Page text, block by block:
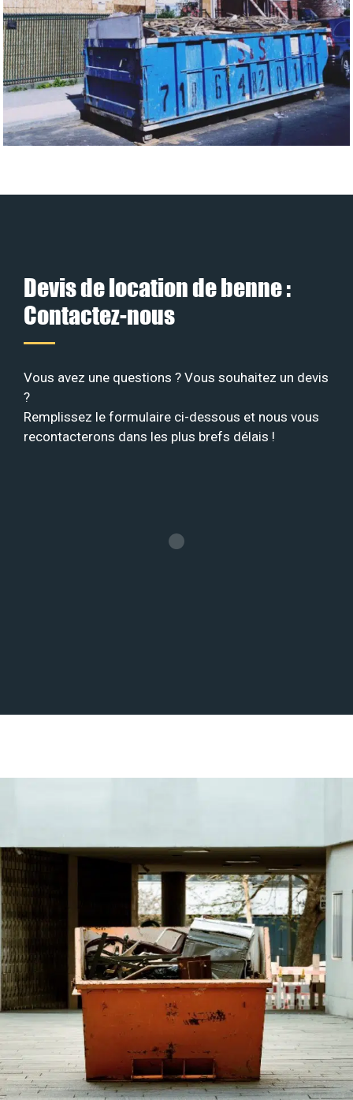
Devis de location de benne :
Contactez-nous
Vous avez une questions ? Vous souhaitez un devis
?
Remplissez le formulaire ci-dessous et nous vous
recontacterons dans les plus brefs délais !